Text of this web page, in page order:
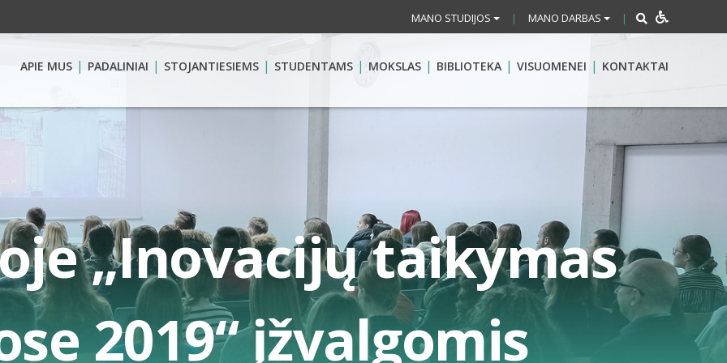
MANO STUDIJOS | MANO DARBAS |
APIE MUS PADALINIAI STOJANTIESIEMS STUDENTAMS MOKSLAS BIBLIOTEKA VISUOMENEI KONTAKTAI
„Inovacijų taikymas
2019“ įžvalgomis